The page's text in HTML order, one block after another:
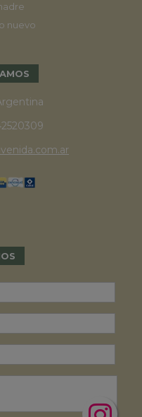
nuevo